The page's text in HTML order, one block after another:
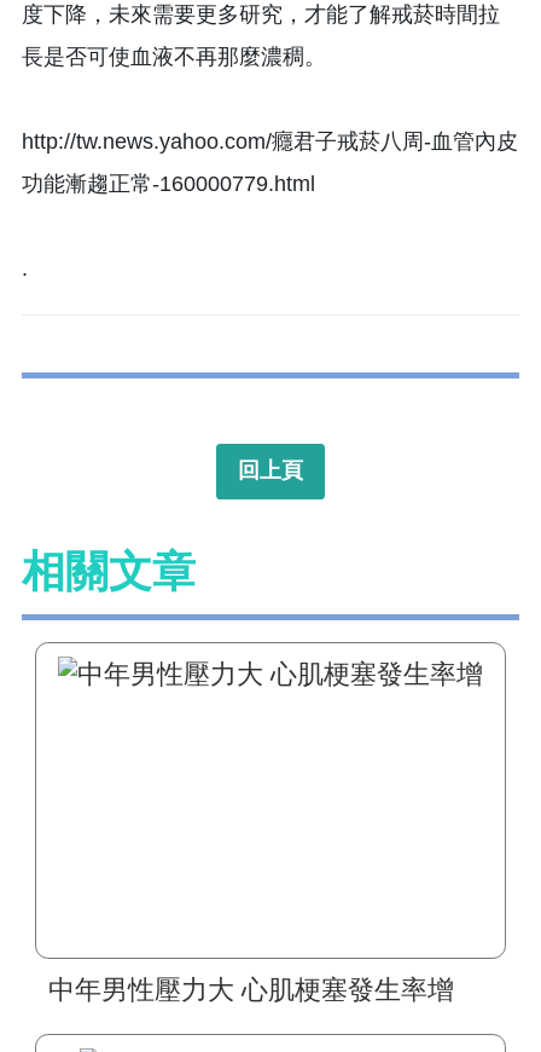
度下降，未來需要更多研究，才能了解戒菸時間拉
長是否可使血液不再那麼濃稠。
http://tw.news.yahoo.com/癮君子戒菸八周-血管內皮
功能漸趨正常-160000779.html
.
回上頁
相關文章
中年男性壓力大 心肌梗塞發生率增